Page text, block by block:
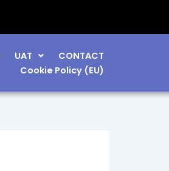
UAT
CONTACT
Cookie Policy (EU)